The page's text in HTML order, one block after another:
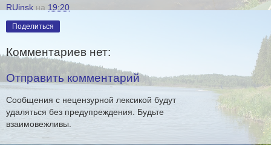
RUinsk на 19:20
Поделиться
Комментариев нет:
Отправить комментарий
Сообщения с нецензурной лексикой будут
удаляться без предупреждения. Будьте
взаимовежливы.